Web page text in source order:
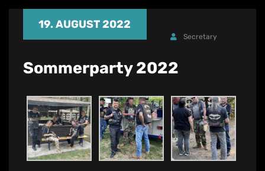
19. AUGUST 2022
Secretary
Sommerparty 2022